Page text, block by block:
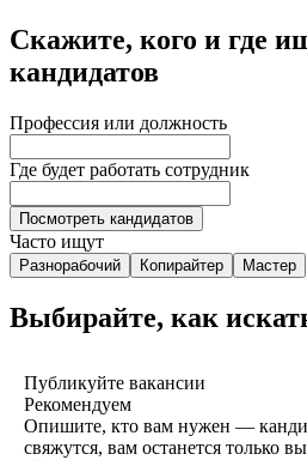
Скажите, кого и где
кандидатов
Профессия или должность
Где будет работать сотрудник
Посмотреть кандидатов
Часто ищут
Разнорабочий Копирайтер Мастер
Выбирайте, как
Публикуйте вакансии
Рекомендуем
Опишите, кто вам нужен —
свяжутся, вам останется только